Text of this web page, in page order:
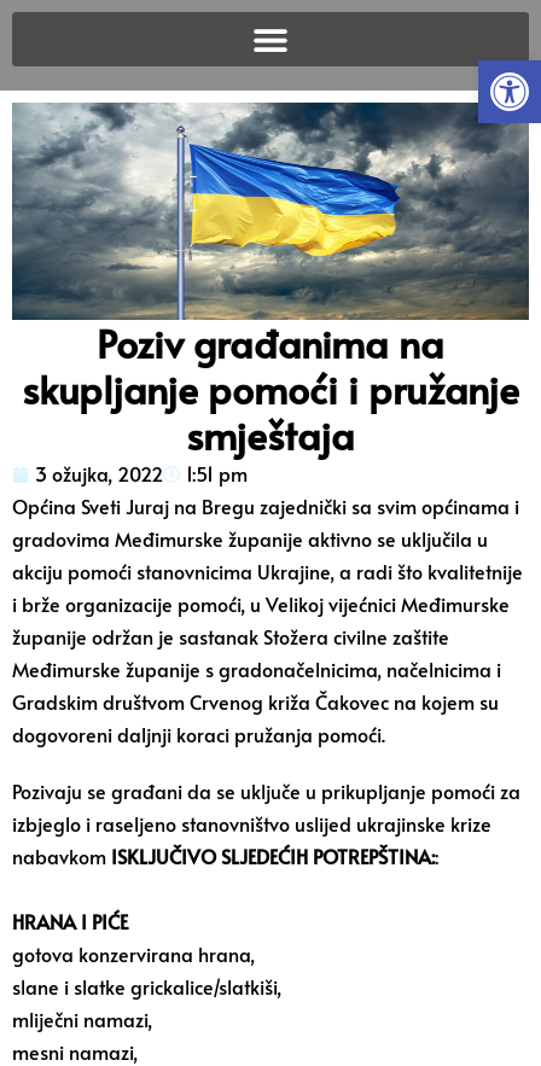
Poziv građanima na
skupljanje pomoći i pružanje
smještaja
3 ožujka, 2022
1:51 pm
Općina Sveti Juraj na Bregu zajednički sa svim općinama i
gradovima Međimurske županije aktivno se uključila u
akciju pomoći stanovnicima Ukrajine, a radi što kvalitetnije
i brže organizacije pomoći, u Velikoj vijećnici Međimurske
županije održan je sastanak Stožera civilne zaštite
Međimurske županije s gradonačelnicima, načelnicima i
Gradskim društvom Crvenog križa Čakovec na kojem su
dogovoreni daljnji koraci pružanja pomoći.
Pozivaju se građani da se uključe u prikupljanje pomoći za
izbjeglo i raseljeno stanovništvo uslijed ukrajinske krize
nabavkom ISKLJUČIVO SLJEDEĆIH POTREPŠTINA::
HRANA I PIĆE
gotova konzervirana hrana,
slane i slatke grickalice/slatkiši,
mliječni namazi,
mesni namazi,